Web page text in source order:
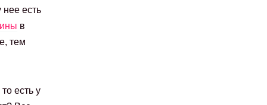
есть
в
тем
есть у